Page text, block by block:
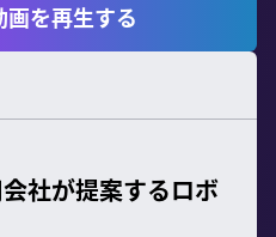
画を再生する
社が提案するロボ